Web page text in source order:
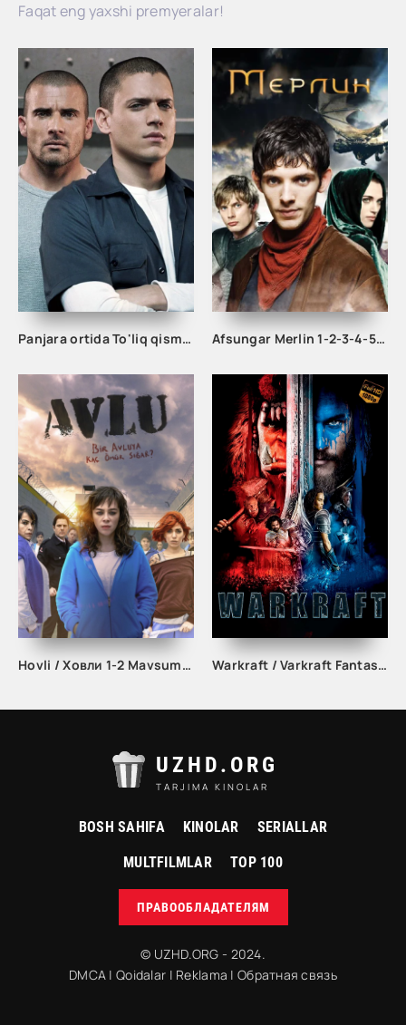
Faqat eng yaxshi premyeralar!
Panjara ortida To'liq qismlar barcha qismlar Afsungar Merlin 1-2-3-4-5-10-20-30-40-50-60-70-80-90-100 qism seriali Uzbek tilida
Hovli / Ховли 1-2 Mavsum fasil Turk seriali Warkraft / Varkraft Fantastik film Uzbek tilida 2016 O'zbekcha tarjima kino Full HD skachat
UZHD.ORG
TARJIMA KINOLAR
BOSH SAHIFA KINOLAR SERIALLAR
MULTFILMLAR TOP 100
ПРАВООБЛАДАТЕЛЯМ
© UZHD.ORG - 2024.
DMCA |Qoidalar | Reklama | Обратная связь